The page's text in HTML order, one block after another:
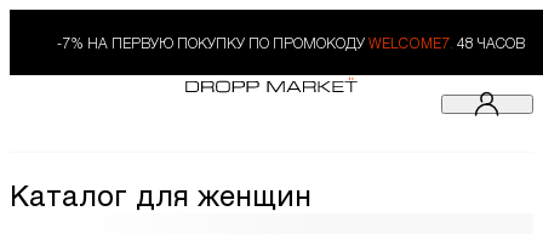
-7% НА ПЕРВУЮ ПОКУПКУ ПО ПРОМОКОДУ WELCOME7. 48 ЧАСОВ
Каталог для женщин